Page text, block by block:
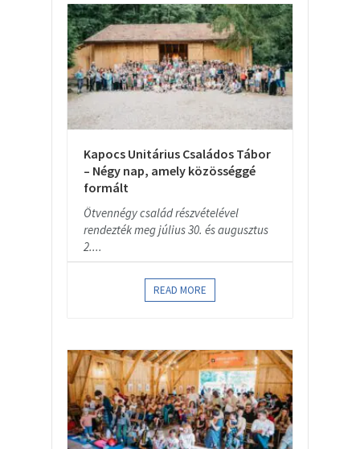
Kapocs Unitárius Családos Tábor
– Négy nap, amely közösséggé
formált
Ötvennégy család részvételével
rendezték meg július 30. és augusztus
2....
READ MORE